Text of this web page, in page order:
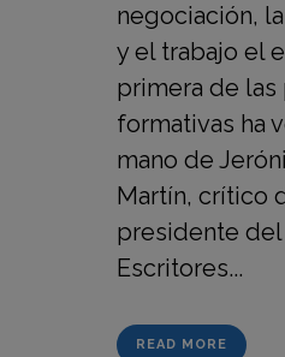
negociación,
y el trabajo el
primera de las
formativas ha
mano de
Martín, crítico
presidente
Escritores...
READ MORE